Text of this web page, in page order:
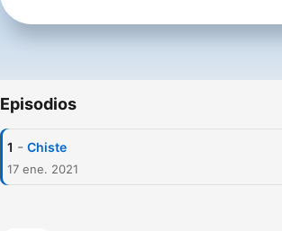
Episodios
1 - Chiste
17 ene. 2021